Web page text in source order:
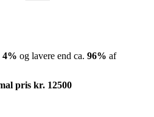
4% og lavere end ca. 96% af
pris kr. 12500